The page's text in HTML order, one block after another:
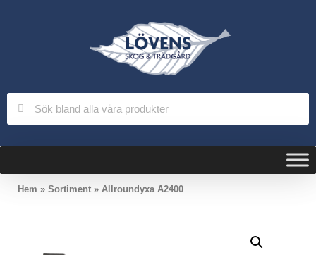
Hem » Sortiment » Allroundyxa A2400